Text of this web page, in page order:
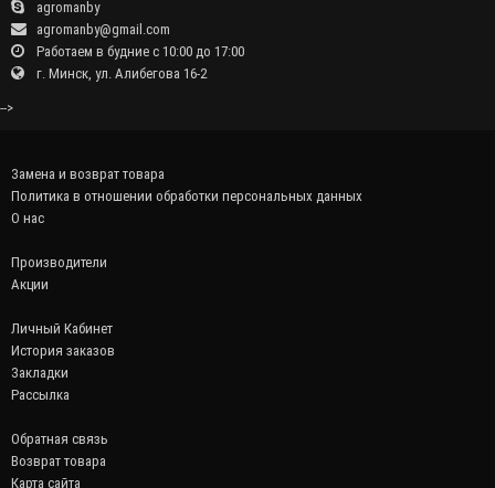
agromanby
agromanby@gmail.com
Работаем в будние с 10:00 до 17:00
г. Минск, ул. Алибегова 16-2
-->
Замена и возврат товара
Политика в отношении обработки персональных данных
О нас
Производители
Акции
Личный Кабинет
История заказов
Закладки
Рассылка
Обратная связь
Возврат товара
Карта сайта